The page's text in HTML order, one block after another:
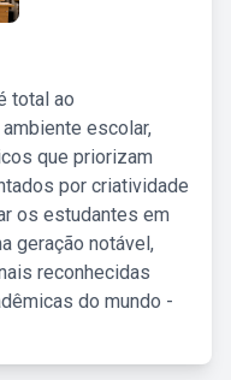
total ao
escolar,
que priorizam
por criatividade
os estudantes em
geração notável,
reconhecidas
do mundo -